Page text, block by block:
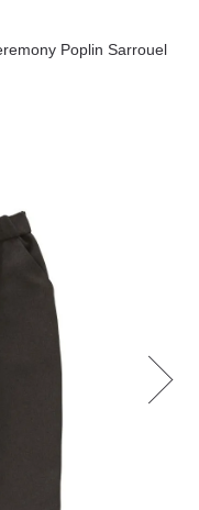
Poplin Sarrouel